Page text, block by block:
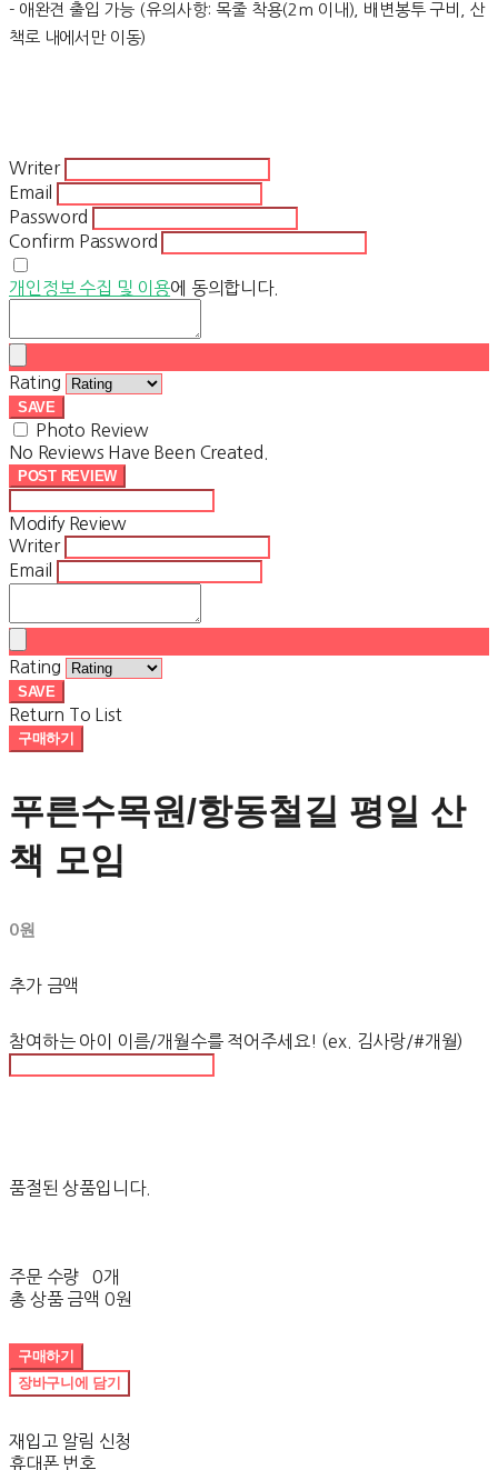
- 애완견 출입 가능 (유의사항: 목줄 착용(2m 이내), 배변봉투 구비, 산
책로 내에서만 이동)
Writer
Email
Password
Confirm Password
개인정보 수집 및 이용에 동의합니다.
Rating
SAVE
Photo Review
No Reviews Have Been Created.
POST REVIEW
Modify Review
Writer
Email
Rating
SAVE
Return To List
구매하기
푸른수목원/항동철길 평일 산
책 모임
0원
추가 금액
참여하는 아이 이름/개월수를 적어주세요! (ex. 김사랑/#개월)
품절된 상품입니다.
주문 수량
0개
총 상품 금액 0원
구매하기
장바구니에 담기
재입고 알림 신청
휴대폰 번호